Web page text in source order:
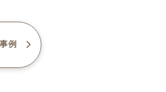
例